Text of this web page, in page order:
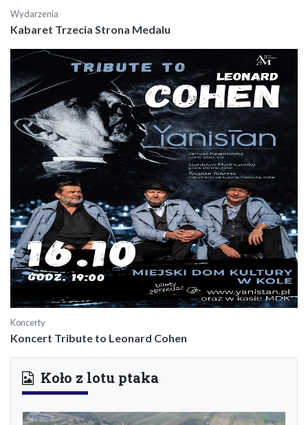
Wydarzenia
Kabaret Trzecia Strona Medalu
Koncerty
Koncert Tribute to Leonard Cohen
Koło z lotu ptaka